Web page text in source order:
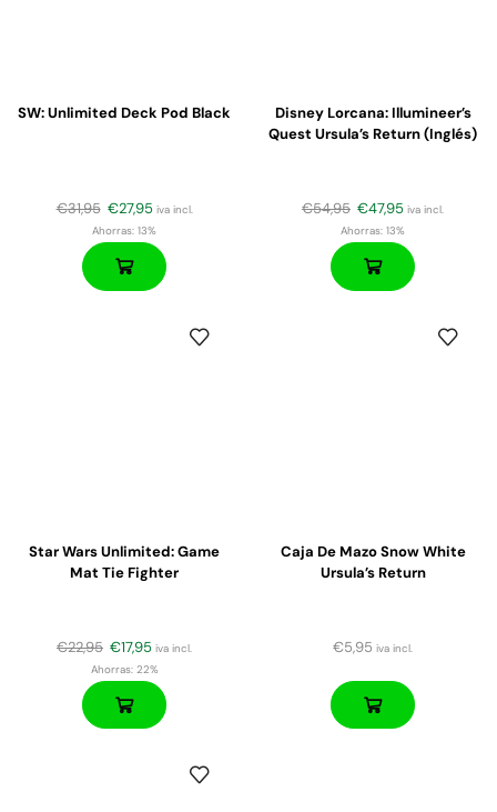
SW: Unlimited Deck Pod Black
€31,95 €27,95 iva incl.
Ahorras: 13%
Disney Lorcana: Illumineer’s
Quest Ursula’s Return (Inglés)
€54,95 €47,95 iva incl.
Ahorras: 13%
Star Wars Unlimited: Game
Mat Tie Fighter
€22,95 €17,95 iva incl.
Ahorras:22%
Caja De Mazo Snow White
Ursula’s Return
€5,95 iva incl.